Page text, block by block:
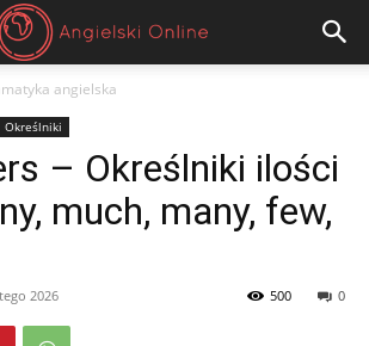
angielska
Określniki
– Określniki ilości
much, many, few,
2026 0
500